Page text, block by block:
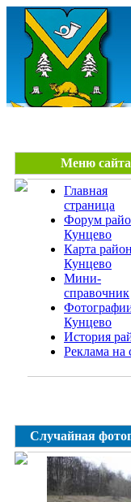
Меню сайта
Главная
страница
Форум
Кунцево
Карта
Кунцево
Мини-
справочник
Кунцево
История
Реклама на
Случайная